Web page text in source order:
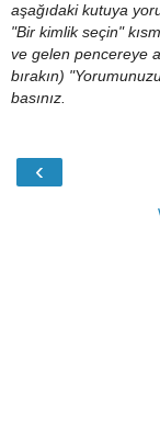
aşağıdaki kutuya
"Bir kimlik seçin"
ve gelen pencereye
bırakın)
basınız.
‹